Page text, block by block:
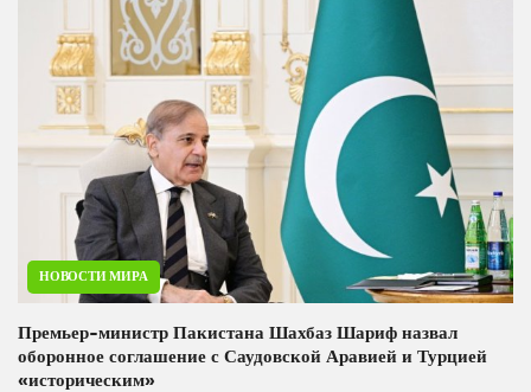
НОВОСТИ МИРА
Премьер-министр Пакистана Шахбаз Шариф назвал
оборонное соглашение с Саудовской Аравией и Турцией
«историческим»